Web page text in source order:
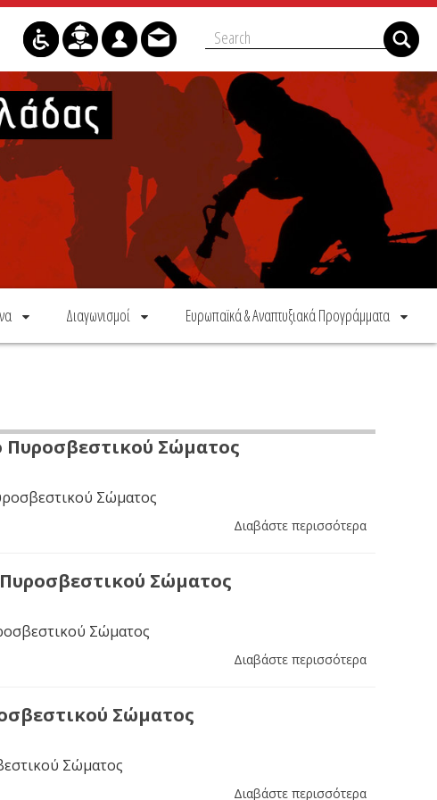
Διαγωνισμοί Ευρωπαϊκά & Αναπτυξιακά Προγράμματα
Πυροσβεστικού Σώματος
Σώματος
Διαβάστε περισσότερα
Σώματος
Σώματος
Διαβάστε περισσότερα
Σώματος
Σώματος
Διαβάστε περισσότερα